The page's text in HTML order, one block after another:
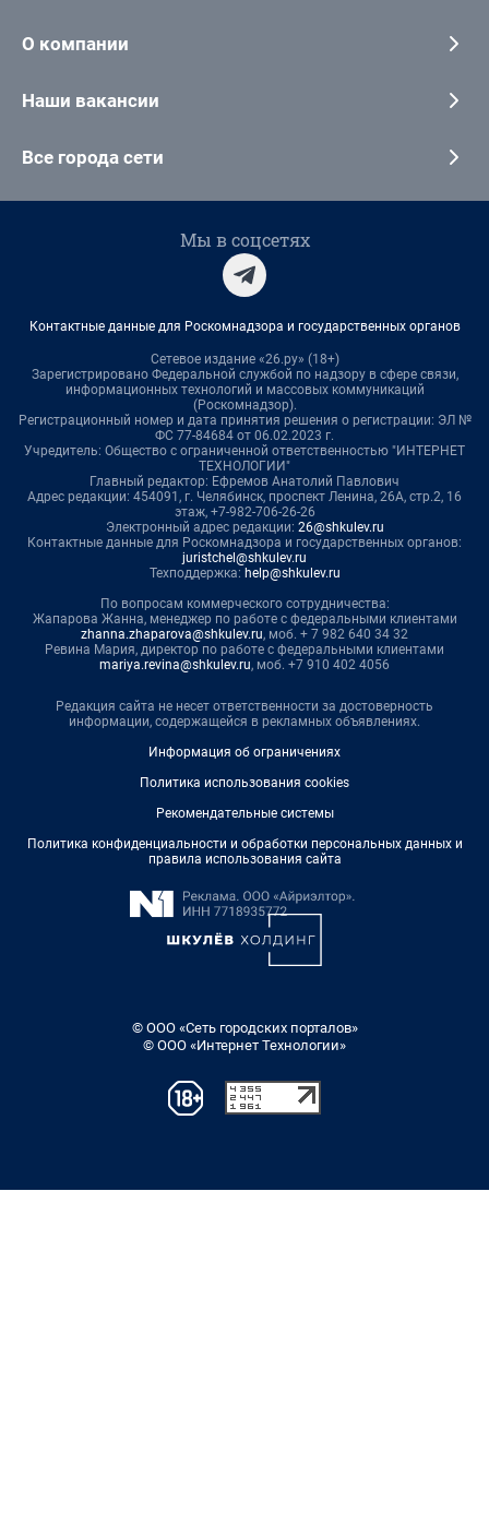
О компании
Наши вакансии
Все города сети
Мы в соцсетях
Контактные данные для Роскомнадзора и государственных органов
Сетевое издание «26.ру» (18+)
Зарегистрировано Федеральной службой по надзору в сфере связи,
информационных технологий и массовых коммуникаций
(Роскомнадзор).
Регистрационный номер и дата принятия решения о регистрации: ЭЛ №
ФС 77-84684 от 06.02.2023 г.
Учредитель: Общество с ограниченной ответственностью "ИНТЕРНЕТ
ТЕХНОЛОГИИ"
Главный редактор: Ефремов Анатолий Павлович
Адрес редакции: 454091, г. Челябинск, проспект Ленина, 26А, стр.2, 16
этаж, +7-982-706-26-26
Электронный адрес редакции: 26@shkulev.ru
Контактные данные для Роскомнадзора и государственных органов:
juristchel@shkulev.ru
Техподдержка: help@shkulev.ru
По вопросам коммерческого сотрудничества:
Жапарова Жанна, менеджер по работе с федеральными клиентами
zhanna.zhaparova@shkulev.ru, моб. + 7 982 640 34 32
Ревина Мария, директор по работе с федеральными клиентами
mariya.revina@shkulev.ru, моб. +7 910 402 4056
Редакция сайта не несет ответственности за достоверность
информации, содержащейся в рекламных объявлениях.
Информация об ограничениях
Политика использования cookies
Рекомендательные системы
Политика конфиденциальности и обработки персональных данных и
правила использования сайта
© ООО «Сеть городских порталов»
© ООО «Интернет Технологии»